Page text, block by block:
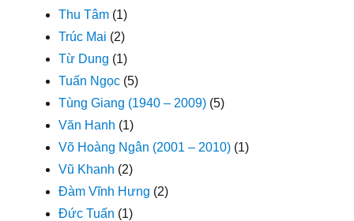
Thu Tâm (1)
Trúc Mai (2)
Từ Dung (1)
Tuấn Ngọc (5)
Tùng Giang (1940 – 2009) (5)
Văn Hanh (1)
Võ Hoàng Ngân (2001 – 2010) (1)
Vũ Khanh (2)
Đàm Vĩnh Hưng (2)
Đức Tuấn (1)